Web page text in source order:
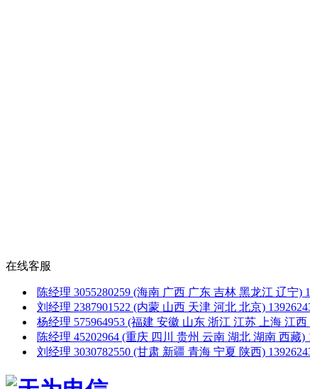
在线客服
陈经理 3055280259 (海南 广西 广东 吉林 黑龙江 辽宁)
刘经理 2387901522 (内蒙 山西 天津 河北 北京)
杨经理 575964953 (福建 安徽 山东 浙江 江苏 上海 江西
陈经理 45202964 (重庆 四川 贵州 云南 湖北 湖南 西藏)
刘经理 3030782550 (甘肃 新疆 青海 宁夏 陕西)